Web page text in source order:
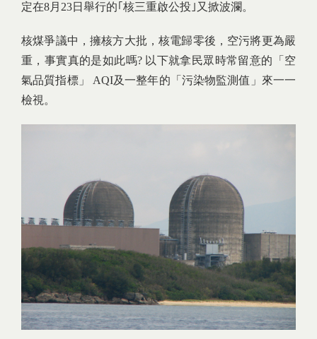
定在8月23日舉行的｢核三重啟公投｣又掀波瀾。
核煤爭議中，擁核方大批，核電歸零後，空污將更為嚴
重，事實真的是如此嗎? 以下就拿民眾時常留意的「空
氣品質指標」 AQI及一整年的「污染物監測值」來一一
檢視。